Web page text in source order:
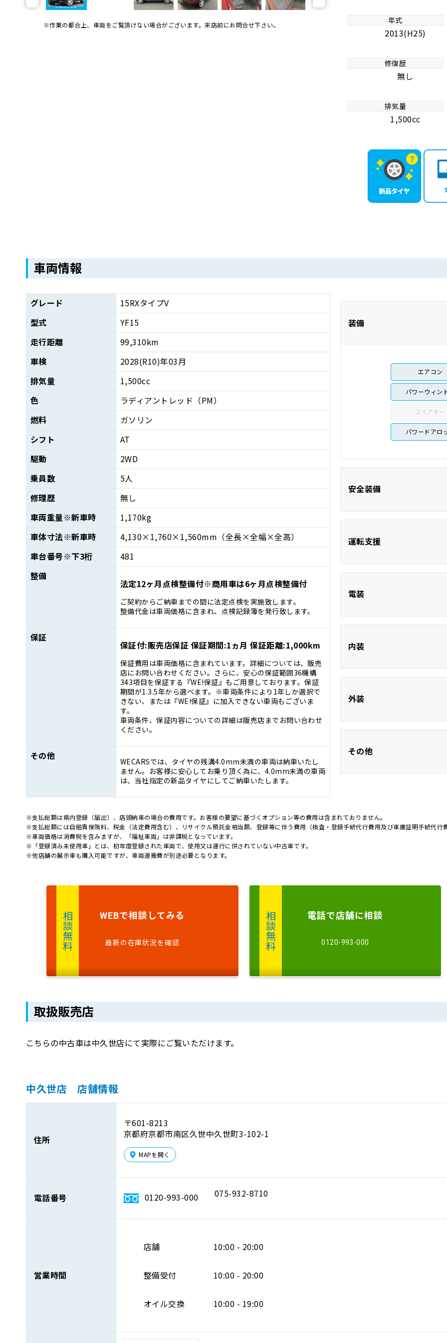
※作業の都合上、車両をご覧頂けない場合がございます。来店前にお問合せ下さい。 年式
2013(H25)
修復歴
無し
排気量
1,500cc
車両情報
グレード
15RXタイプV
型式
YF15
走行距離
99,310km
車検
2028(R10)年03月
排気量
1,500cc
色
ラディアントレッド（PM）
燃料
ガソリン
シフト
AT
駆動
2WD
乗員数
5人
修理歴
無し
車両重量※新車時
1,170kg
車体寸法※新車時 4,130×1,760×1,560mm （全長×全幅×全高）
車台番号※下3桁
481
整備
法定12ヶ月点検整備付※商用車は6ヶ月点検整備付
ご契約からご納車までの間に法定点検を実施致します。
整備代金は車両価格に含まれ、点検記録簿を発行致します。
保証
保証付:販売店保証 保証期間:1ヵ月 保証距離:1,000km
保証費用は車両価格に含まれています。詳細については、販売
店にお問い合わせください。さらに、安心の保証範囲36機構
343項目を保証する『WE!保証』もご用意しております。保証
期間が1.3.5年から選べます。※車両条件により1年しか選択で
きない、または『WE!保証』に加入できない車両もございま
す。
車両条件、保証内容についての詳細は販売店までお問い合わせ
ください。
その他
WECARSでは、タイヤの残溝4.0mm未満の車両は納車いたし
ません。お客様に安心してお乗り頂く為に、4.0mm未満の車両
は、当社指定の新品タイヤにしてご納車いたします。
装備
エアコン
パワーウィン
スペアキー
パワードアロ
安全装備
運転支援
電装
内装
外装
ー
その他
※支払総額は県内登録（届出）、店頭納車の場合の費用です。お客様の要望に基づくオプション等の費用は含まれておりません。
※支払総額には自賠責保険料、税金（法定費用含む）、リサイクル預託金相当額、登録等に伴う費用（検査・登録手続代行費用及び車庫証明手続代行
※車両価格は消費税を含みますが、「福祉車両」は非課税となっています。
※「登録済み未使用車」とは、初年度登録された車両で、使用又は運行に供されていない中古車です。
※他店舗の展示車も購入可能ですが、車両運搬費が別途必要となります。
相談無料 WEBで相談してみる
最新の在庫状況を確認 相談無料 電話で店舗に相談
0120-993-000
取扱販売店
こちらの中古車は中久世店にて実際にご覧いただけます。
中久世店 店舗情報
住所
〒601-8213
京都府京都市南区久世中久世町3-102-1
MAPを開く
電話番号 0120-993-000 075-932-8710
営業時間
店舗 10:00 - 20:00
整備受付 10:00 - 20:00
オイル交換 10:00 - 19:00